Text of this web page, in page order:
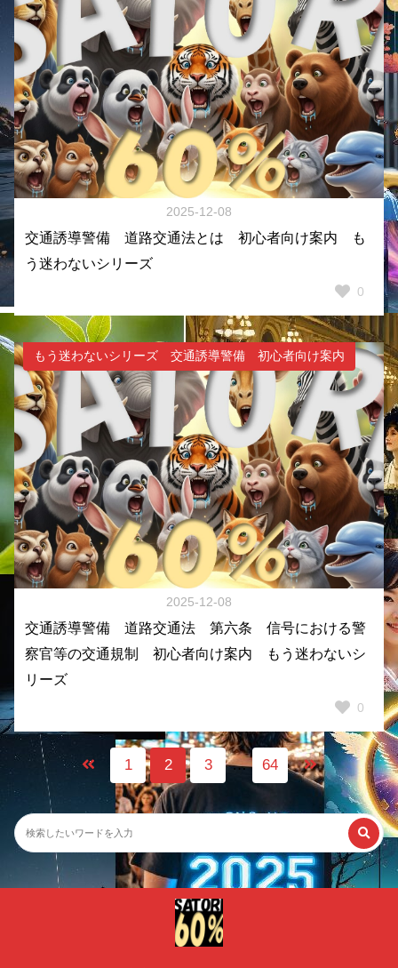
2025-12-08
交通誘導警備 道路交通法とは 初心者向け案内 も
う迷わないシリーズ
0
もう迷わないシリーズ 交通誘導警備 初心者向け案内
2025-12-08
交通誘導警備 道路交通法 第六条 信号における警
察官等の交通規制 初心者向け案内 もう迷わないシ
リーズ
0
1 2 3 … 64